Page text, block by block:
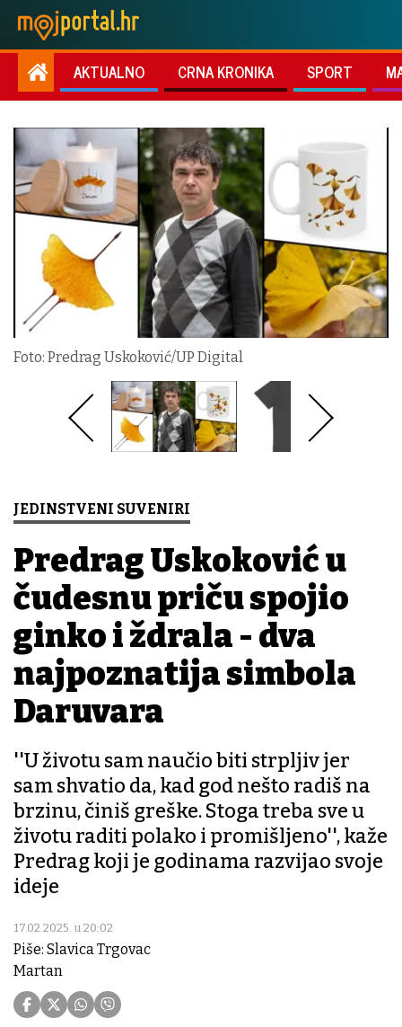
AKTUALNO CRNA KRONIKA SPORT
Foto: Predrag Uskoković/UP Digital
JEDINSTVENI SUVENIRI
Predrag Uskoković u
čudesnu priču spojio
ginko i ždrala - dva
najpoznatija simbola
Daruvara
''U životu sam naučio biti strpljiv jer
sam shvatio da, kad god nešto radiš na
brzinu, činiš greške. Stoga treba sve u
životu raditi polako i promišljeno'', kaže
Predrag koji je godinama razvijao svoje
ideje
17.02.2025. u 20:02
Piše: Slavica Trgovac
Martan